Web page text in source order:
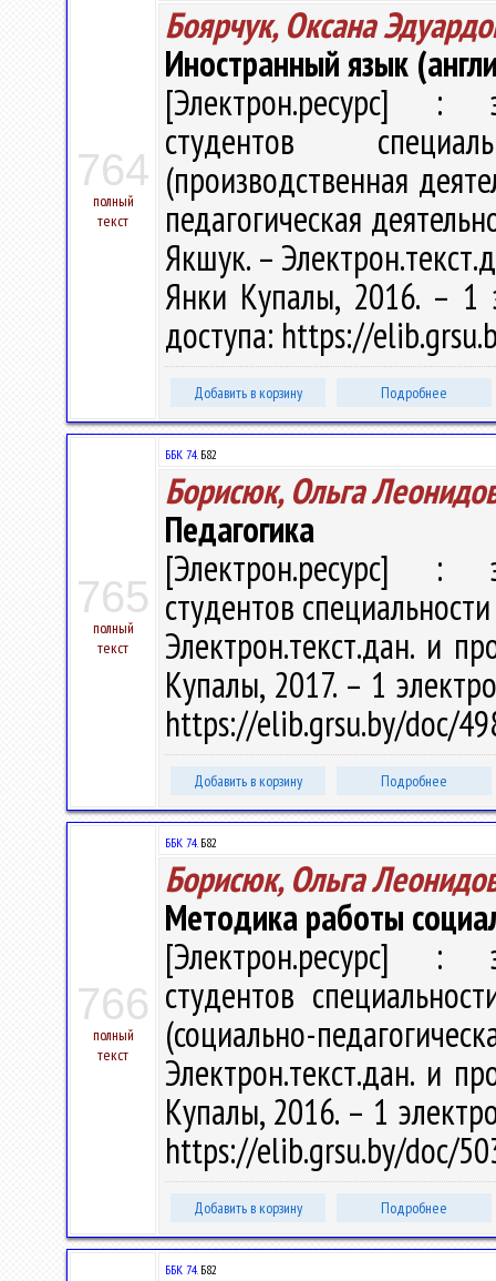
764
полный
текст
Боярчук, Оксана
Иностранный язык
[Электрон.ресурс] :
студентов
(производственная
педагогическая
Якшук. –
Янки Купалы, 2016. – 1
доступа: https://
Добавить в корзину Подробнее
765
полный
текст
ББК 74.Б82
Борисюк, Ольга
Педагогика
[Электрон.ресурс] :
студентов
Электрон.текст.дан. и
Купалы, 2017. – 1
https://elib.grsu.by/doc/
Добавить в корзину Подробнее
766
полный
текст
ББК 74.Б82
Борисюк, Ольга
Методика работы
[Электрон.ресурс] :
студентов
(социально-
Электрон.текст.дан. и
Купалы, 2016. – 1
https://elib.grsu.by/doc/
Добавить в корзину Подробнее
ББК 74.Б82